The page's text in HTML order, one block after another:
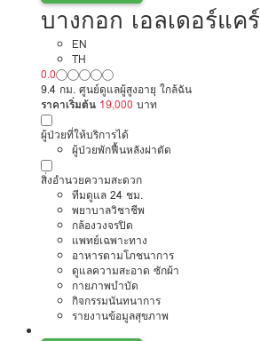
บางกอก เอลเดอร์แคร์
EN
TH
0.0
9.4 กม. ศูนย์ดูแลผู้สูงอายุ ใกล้ฉัน
ราคาเริ่มต้น 19,000 บาท
ผู้ป่วยที่ให้บริการได้
ผู้ป่วยพักฟื้นหลังผ่าตัด
สิ่งอำนวยความสะดวก
ทีมดูแล 24 ชม.
พยาบาลวิชาชีพ
กล้องวงจรปิด
แพทย์เฉพาะทาง
อาหารตามโภชนาการ
ดูแลความสะอาด ซักผ้า
กายภาพบำบัด
กิจกรรมนันทนาการ
รายงานข้อมูลสุขภาพ